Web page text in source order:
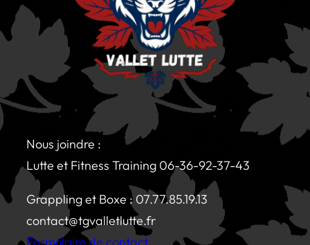
Nous joindre :
Lutte et Fitness Training 06-36-92-37-43
Grappling et Boxe : 07.77.85.19.13
contact@tgvalletlutte.fr
Formulaire de contact